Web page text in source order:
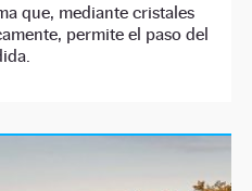
que, mediante cristales
permite el paso del